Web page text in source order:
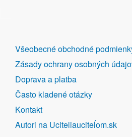
DALŠÍ
ODKAZY
Všeobecné obchodné
Zásady ochrany osobných
Doprava a platba
Často kladené otázky
Kontakt
Autori na Uciteliauciteĺom.sk